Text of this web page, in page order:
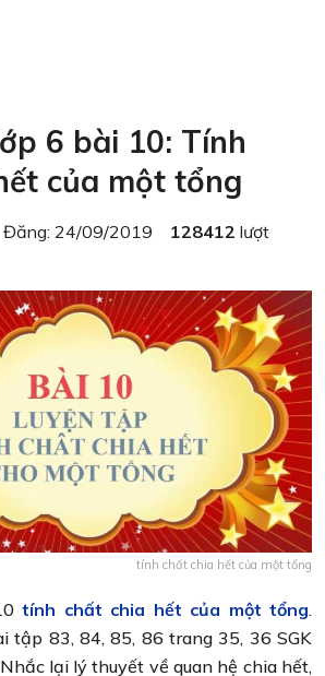
6 bài 10: Tính
của một tổng
Đăng: 24/09/2019 128412 lượt
tính chất chia hết của một tổng
tính chất chia hết của một tổng.
tập 83, 84, 85, 86 trang 35, 36 SGK
lại lý thuyết về quan hệ chia hết,